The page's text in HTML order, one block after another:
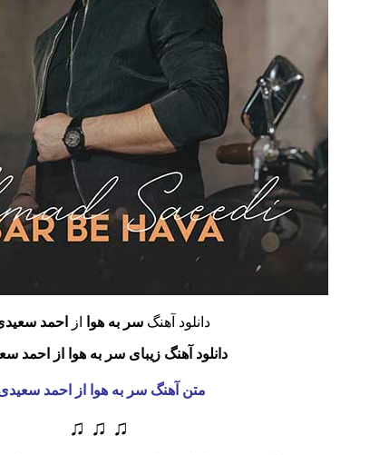
دانلود آهنگسر به هوا از احمد
دانلود آهنگ زیبای سر به هوا از احمد
متن آهنگ سر به هوا از احمد
♫ ♫ ♫